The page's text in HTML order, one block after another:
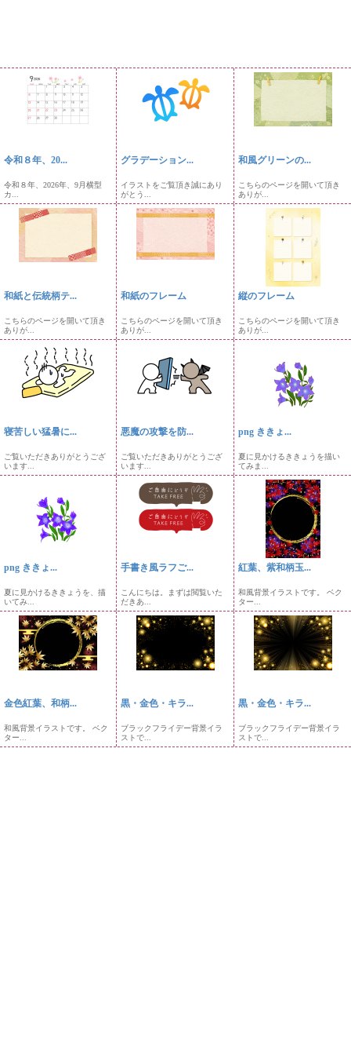
令和８年、20...
令和８年、2026年、9月横型
カ...
グラデーション...
イラストをご覧頂き誠にあり
がとう...
和風グリーンの...
こちらのページを開いて頂き
ありが...
和紙と伝統柄テ...
こちらのページを開いて頂き
ありが...
和紙のフレーム
こちらのページを開いて頂き
ありが...
縦のフレーム
こちらのページを開いて頂き
ありが...
寝苦しい猛暑に...
ご覧いただきありがとうござ
います...
悪魔の攻撃を防...
ご覧いただきありがとうござ
います...
png ききょ...
夏に見かけるききょうを描い
てみま...
png ききょ...
夏に見かけるききょうを、描
いてみ...
手書き風ラフご...
こんにちは。まずは閲覧いた
だきあ...
紅葉、紫和柄玉...
和風背景イラストです。 ベク
ター...
金色紅葉、和柄...
和風背景イラストです。 ベク
ター...
黒・金色・キラ...
ブラックフライデー背景イラ
ストで...
黒・金色・キラ...
ブラックフライデー背景イラ
ストで...